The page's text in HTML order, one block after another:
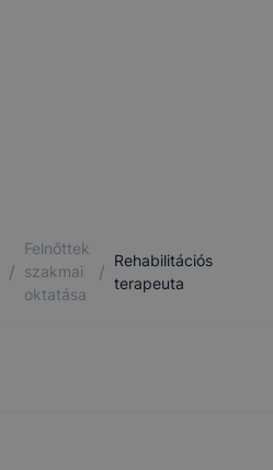
/
Felnőttek
szakmai
oktatása
/
Rehabilitációs
terapeuta